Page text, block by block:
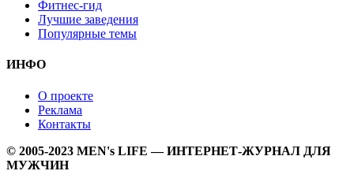
Фитнес-гид
Лучшие заведения
Популярные темы
ИНФО
О проекте
Реклама
Контакты
© 2005-2023 MEN's LIFE — ИНТЕРНЕТ-ЖУРНАЛ ДЛЯ
МУЖЧИН